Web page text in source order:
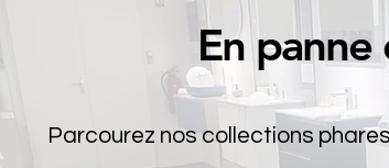
En panne
Parcourez nos collections